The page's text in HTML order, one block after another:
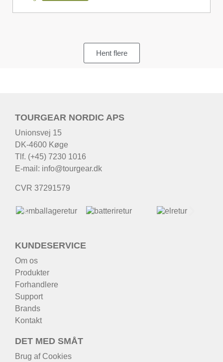
Hent flere
TOURGEAR NORDIC APS
Unionsvej 15
DK-4600 Køge
Tlf. (+45) 7230 1016
E-mail: info@tourgear.dk
CVR 37291579
KUNDESERVICE
Om os
Produkter
Forhandlere
Support
Brands
Kontakt
DET MED SMÅT
Brug af Cookies